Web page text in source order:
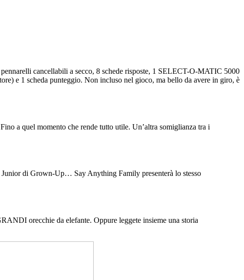
cancellabili a secco, 8 schede risposte, 1 SELECT-O-MATIC 5000
e 1 scheda punteggio. Non incluso nel gioco, ma bello da avere in giro, è
a quel momento che rende tutto utile. Un’altra somiglianza tra i
di Grown-Up… Say Anything Family presenterà lo stesso
orecchie da elefante. Oppure leggete insieme una storia